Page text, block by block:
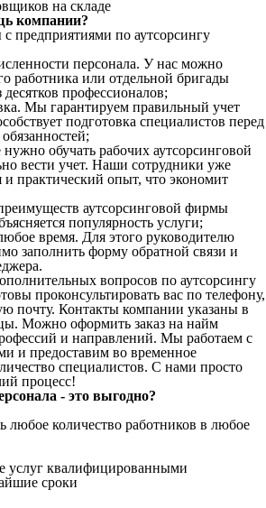
компании?
предприятиями по аутсорсингу
персонала. У нас можно
работника или отдельной бригады
профессионалов;
Мы гарантируем правильный учет
подготовка специалистов перед
обучать рабочих аутсорсинговой
вести учет. Наши сотрудники уже
практический опыт, что экономит
аутсорсинговой фирмы
популярность услуги;
время. Для этого руководителю
заполнить форму обратной связи и
вопросов по аутсорсингу
проконсультировать вас по телефону,
почту. Контакты компании указаны в
Можно оформить заказ на найм
и направлений. Мы работаем с
и предоставим во временное
специалистов. С нами просто
процесс!
- это выгодно?
любое количество работников в любое
услуг квалифицированными
сроки